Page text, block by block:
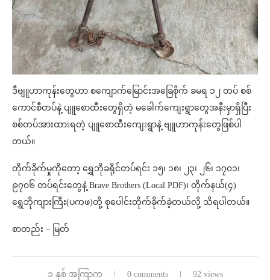
ဒီဗျူဟာကုန်းတွေဟာ စကျောက်မြောင်းအခြေစိုက် ခမရ ၁၂ တပ် စစ်
ကောင်စီတပ်နဲ့ ပျူစောထီးတွေရှိတဲ့ မခေါက်ကျေးရွာတွေအနီးမှာရှိပြီး
စစ်တပ်အားထားရတဲ့ ပျူစောထီးကျေးရွာနဲ့ ဗျူဟာကုန်းတွေဖြစ်ပါ
တယ်။
တိုက်ခိုက်မှုကိုတော့ ရွှေဘိုခရိုင်တပ်ရင်း ၁၅၊ ၁၈၊ ၂၃၊ ၂၆၊ ၁၇၀၁၊
၉၇၀၆ တပ်ရင်းတွေနဲ့ Brave Brothers (Local PDF)၊ တိုက်နယ်(၄)
ရွှေဘိုကျားကြီး(ပကဖ)တို့ စုပေါင်းတိုက်ခိုက်ခဲ့တယ်လို့ သိရပါတယ်။
စာတည်း – မြတ်
၁ နှစ် အကြာက 0 comments 92 views